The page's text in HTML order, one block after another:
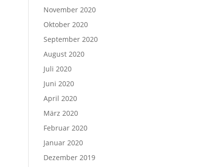
November 2020
Oktober 2020
September 2020
August 2020
Juli 2020
Juni 2020
April 2020
März 2020
Februar 2020
Januar 2020
Dezember 2019